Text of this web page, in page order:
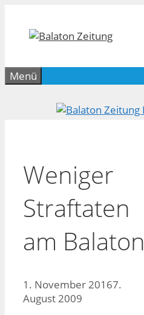
springen
Menü
Weniger
Straftaten
am Balaton
1. November 20167.
August 2009